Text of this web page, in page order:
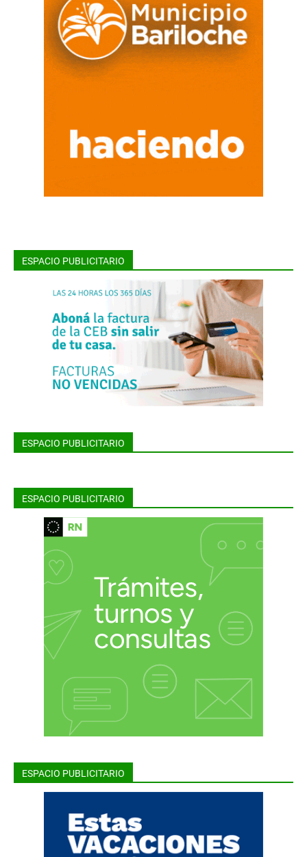
ESPACIO PUBLICITARIO
ESPACIO PUBLICITARIO
ESPACIO PUBLICITARIO
ESPACIO PUBLICITARIO